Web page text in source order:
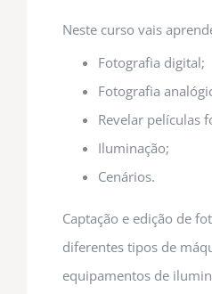
Neste curso vais
Fotografia digital;
Fotografia
Revelar películas
Iluminação;
Cenários.
Captação e edição de
diferentes tipos de
equipamentos de